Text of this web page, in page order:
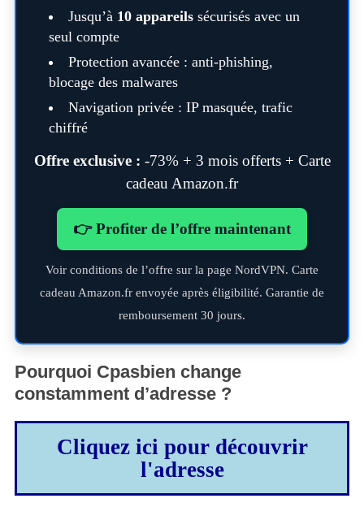
Jusqu’à 10 appareilssécurisés avec un
seul compte
Protection avancée : anti-phishing,
blocage des malwares
Navigation privée : IP masquée, trafic
chiffré
Offre exclusive : -73% + 3 mois offerts + Carte
cadeau Amazon.fr
👉 Profiter de l’offre maintenant
Voir conditions de l’offre sur la page NordVPN. Carte
cadeau Amazon.fr envoyée après éligibilité. Garantie de
remboursement 30 jours.
Pourquoi Cpasbien change
constamment d’adresse ?
Cliquez ici pour découvrir
l'adresse